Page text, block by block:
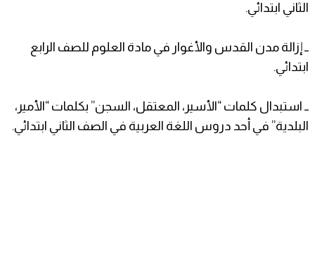
الثاني ابتدائي.
ــ إزالة مدن القدس والأغوار في مادة العلوم للصف الرابع
ابتدائي.
ــ استبدال كلمات “الأسير، المعتقل، السجن” بكلمات “الأمير،
البلدية” في أحد دروس اللغة العربية في الصف الثاني ابتدائي.